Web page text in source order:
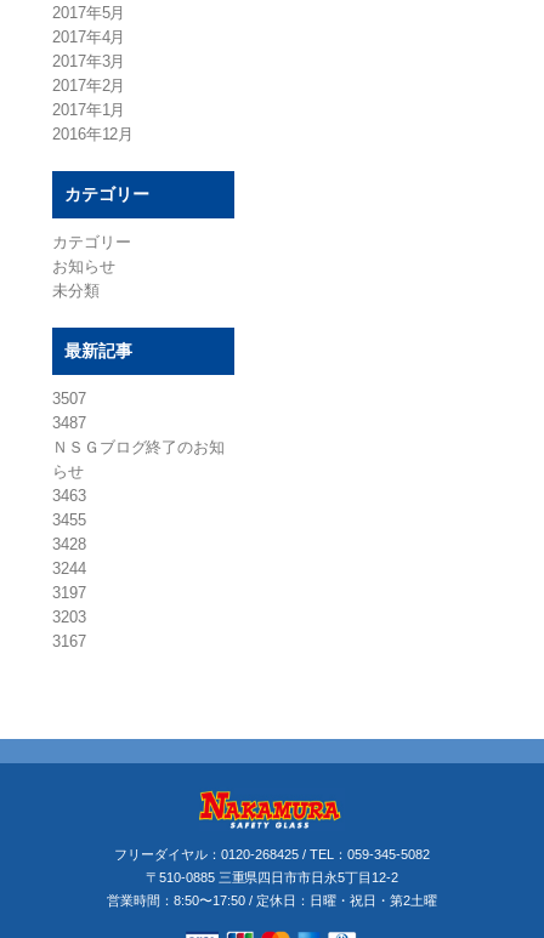
2017年5月
2017年4月
2017年3月
2017年2月
2017年1月
2016年12月
カテゴリー
カテゴリー
お知らせ
未分類
最新記事
3507
3487
ＮＳＧブログ終了のお知
らせ
3463
3455
3428
3244
3197
3203
3167
フリーダイヤル：0120-268425 / TEL： 059-345-5082
〒510-0885 三重県四日市市日永5丁目12-2
営業時間：8:50〜17:50 / 定休日：日曜・祝日・第2土曜